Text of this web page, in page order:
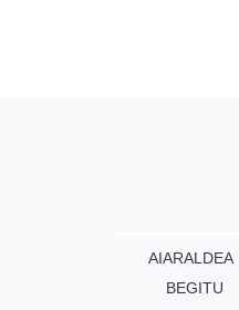
AIARALDEA
BEGITU